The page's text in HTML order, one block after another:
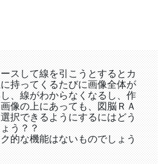
スして線を引こうとするとカ
持ってくるたびに画像全体が
、線がわからなくなるし、作
像の上にあっても、図脳ＲＡ
択できるようにするにはどう
う？？
的な機能はないものでしょう